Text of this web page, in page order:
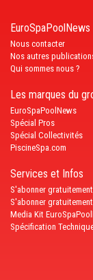
EuroSpaPoolNews
Nous contacter
Nos autres
Qui sommes nous ?
Les marques du
EuroSpaPoolNews
Spécial Pros
Spécial Collectivités
PiscineSpa.com
Services et Infos
S'abonner
S'abonner
Media Kit
Spécification